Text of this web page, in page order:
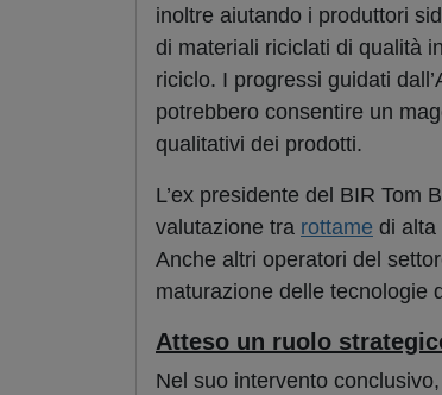
inoltre aiutando i produttori
di materiali riciclati di qualità
riciclo. I progressi guidati
potrebbero consentire un
qualitativi dei prodotti.
L’ex presidente del BIR Tom
valutazione tra rottame di alta
Anche altri operatori del
maturazione delle tecnologie
Atteso un ruolo
Nel suo intervento